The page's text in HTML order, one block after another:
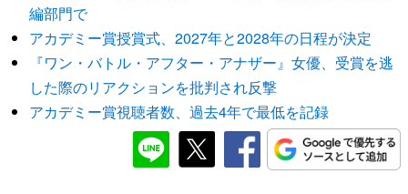
編部門で
アカデミー賞授賞式、2027年と2028年の日程が決定
『ワン・バトル・アフター・アナザー』女優、受賞を逃
した際のリアクションを批判され反撃
アカデミー賞視聴者数、過去4年で最低を記録